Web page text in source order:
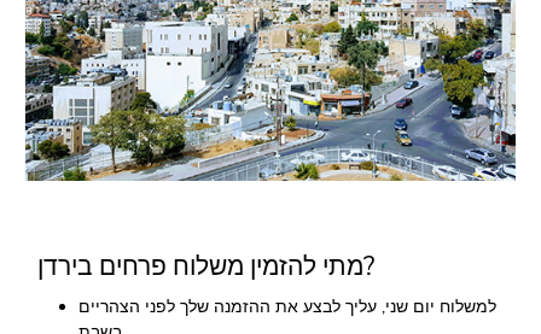
מתי להזמין משלוח פרחים בירדן?
למשלוח יום שני, עליך לבצע את ההזמנה שלך לפני הצהריים